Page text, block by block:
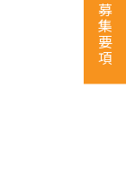
募集要項